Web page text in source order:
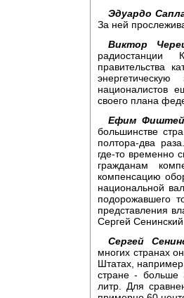
Эдуардо
За ней
Виктор
правительства
националистов
своего плана
Ефим
большинстве
полтора-два
где-то временно
гражданам
компенсацию
национальной
подорожавшего
представления
Сергей
Сергей
многих странах
Штатах,
стране - больше
литр. Для